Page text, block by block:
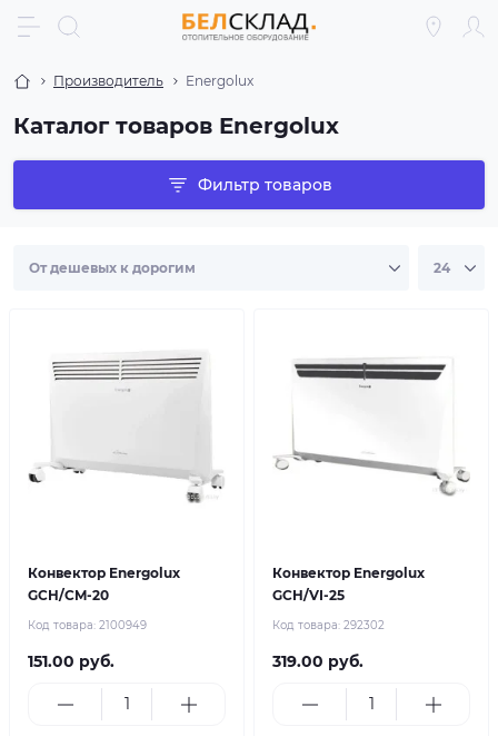
Производитель Energolux
Каталог товаров Energolux
Фильтр товаров
Конвектор Energolux
GCH/CM-20
Код товара: 2100949
151.00 руб.
Конвектор Energolux
GCH/VI-25
Код товара: 292302
319.00 руб.